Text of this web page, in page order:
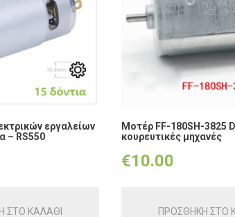
εργαλείων
– RS550
ΣΤΟ ΚΑΛΑΘΙ
Μοτέρ FF-180SH-3825
κουρευτικές μηχανές
€10.00
ΠΡΟΣΘΗΚΗ ΣΤΟ